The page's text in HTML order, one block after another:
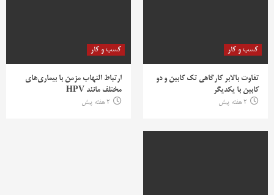
کسب و کار
تفاوت بالابر کارگاهی تک کابین و دو
کابین با یکدیگر
2 هفته پیش
کسب و کار
ارتباط التهاب مزمن با بیماری‌های
مختلف مانند HPV
2 هفته پیش